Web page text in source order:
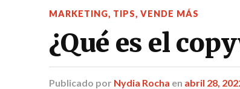
MARKETING, TIPS, VENDE MÁS
¿Qué es el
Publicado por Nydia Rocha en abril 28,